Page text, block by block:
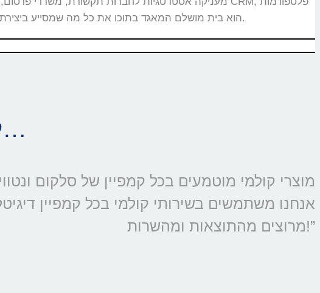
CMS, מוקדים טלפוניים, בנקים וללקוחות רבים אחרים שעבורם CallMe הוא בית מושלם המאגד בתוכו את כל מה שמסייע ביצירת אינטראקציה עם הלקוחות.
לקוחות אומרים עלינו…
אנחנו משתמשים בשירותי קולמי בכל קמפיין
מרוצים מהתוצאות ומהשרות!”